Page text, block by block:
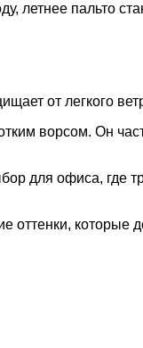
летнее пальто
от легкого
ворсом. Он
для офиса, где
которые